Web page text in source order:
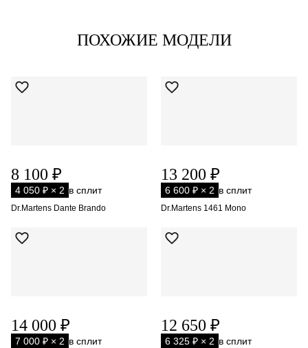
ПОХОЖИЕ МОДЕЛИ
8 100 ₽
4 050 ₽ × 2 в сплит
Dr.Martens Dante Brando
13 200 ₽
6 600 ₽ × 2 в сплит
Dr.Martens 1461 Mono
14 000 ₽
7 000 ₽ × 2 в сплит
12 650 ₽
6 325 ₽ × 2 в сплит